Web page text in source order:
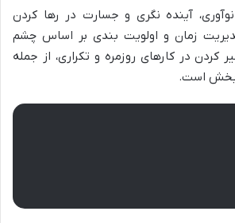
آینده نگری و جسارت در رها کردن
زمان و اولویت بندی بر اساس چشم
کردن در کارهای روزمره و تکراری، از جمله
بخش است.